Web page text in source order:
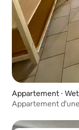
Appartement ⋅
Appartement